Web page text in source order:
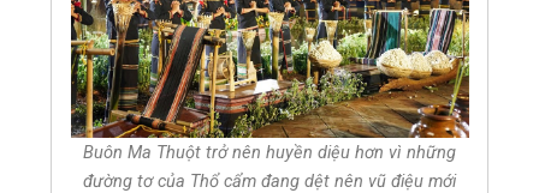
Buôn Ma Thuột trở nên huyền diệu hơn vì những
đường tơ của Thổ cẩm đang dệt nên vũ điệu mới